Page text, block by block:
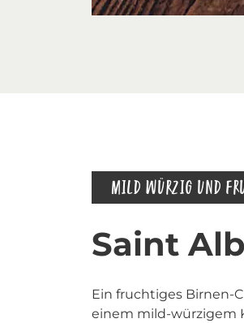
MILD WÜRZIG UND
Saint
Ein fruchtiges Birnen-
einem mild-würzigem